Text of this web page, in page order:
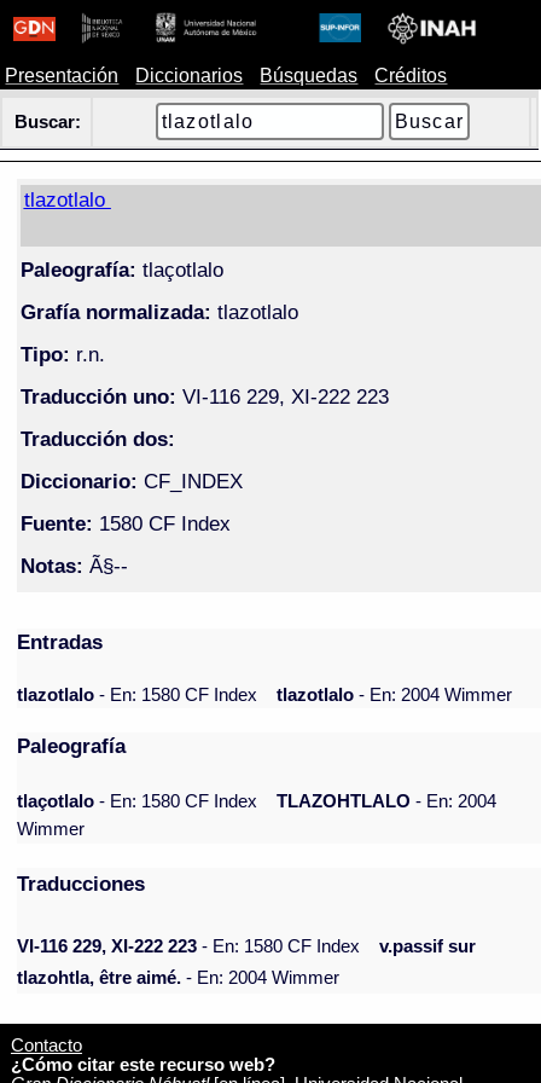
Presentación Diccionarios Búsquedas Créditos
Buscar:
tlazotlalo
Paleografía: tlaçotlalo
Grafía normalizada: tlazotlalo
Tipo: r.n.
Traducción uno: VI-116 229, XI-222 223
Traducción dos:
Diccionario: CF_INDEX
Fuente: 1580 CF Index
Notas: Ã§--
Entradas
tlazotlalo- En: 1580 CF Index tlazotlalo- En: 2004 Wimmer
Paleografía
tlaçotlalo - En: 1580 CF Index TLAZOHTLALO - En: 2004
Wimmer
Traducciones
VI-116 229, XI-222 223 - En: 1580 CF Index
v.passif sur
tlazohtla, être aimé. - En: 2004 Wimmer
Contacto
¿Cómo citar este recurso web?